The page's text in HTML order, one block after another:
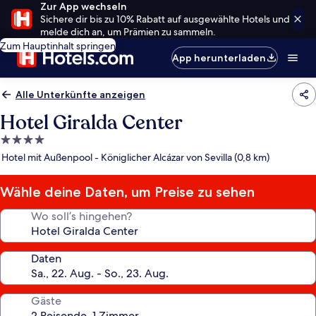
Zur App wechseln
Sichere dir bis zu 10% Rabatt auf ausgewählte Hotels und
melde dich an, um Prämien zu sammeln.
Zum Hauptinhalt springen
App herunterladen
Alle Unterkünfte anzeigen
Hotel Giralda Center
4.0-
Sterne-
Hotel mit Außenpool - Königlicher Alcázar von Sevilla (0,8 km)
Wähle deine Daten, um Preise zu sehen
Wo soll’s hingehen?
Daten
Gäste